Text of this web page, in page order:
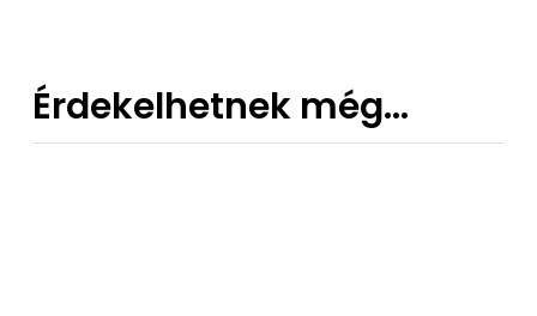
Érdekelhetnek még…